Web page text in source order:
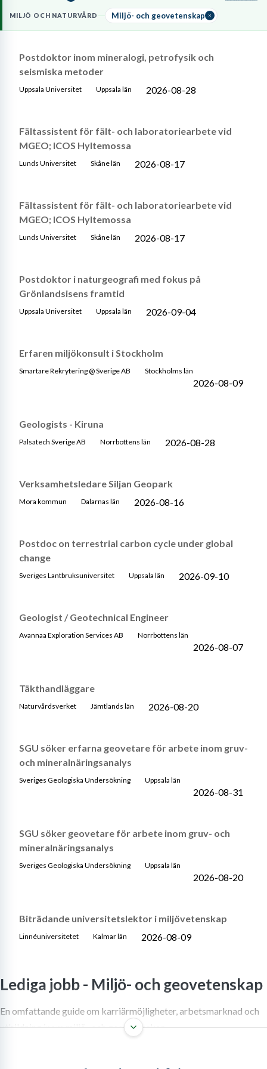
miljölagstiftningi praktiska projekt.
MILJÖ OCH NATURVÅRD Miljö- och geovetenskap
Postdoktor inom mineralogi, petrofysik och
seismiska metoder
Uppsala Universitet Uppsala län 2026-08-28
Fältassistent för fält- och laboratoriearbete vid
MGEO; ICOS Hyltemossa
Lunds Universitet Skåne län 2026-08-17
Fältassistent för fält- och laboratoriearbete vid
MGEO; ICOS Hyltemossa
Lunds Universitet Skåne län 2026-08-17
Postdoktor i naturgeografi med fokus på
Grönlandsisens framtid
Uppsala Universitet Uppsala län 2026-09-04
Erfaren miljökonsult i Stockholm
Smartare Rekrytering @ Sverige AB Stockholms län
2026-08-09
Geologists - Kiruna
Palsatech Sverige AB Norrbottens län 2026-08-28
Verksamhetsledare Siljan Geopark
Mora kommun Dalarnas län 2026-08-16
Postdoc on terrestrial carbon cycle under global
change
Sveriges Lantbruksuniversitet Uppsala län 2026-09-10
Geologist / Geotechnical Engineer
Avannaa Exploration Services AB Norrbottens län
2026-08-07
Täkthandläggare
Naturvårdsverket Jämtlands län 2026-08-20
SGU söker erfarna geovetare för arbete inom gruv-
och mineralnäringsanalys
Sveriges Geologiska Undersökning Uppsala län
2026-08-31
SGU söker geovetare för arbete inom gruv- och
mineralnäringsanalys
Sveriges Geologiska Undersökning Uppsala län
2026-08-20
Biträdande universitetslektor i miljövetenskap
Linnéuniversitetet Kalmar län 2026-08-09
Lediga jobb - Miljö- och geovetenskap
En omfattande guide om karriärmöjligheter, arbetsmarknad och
utbildning inom miljö- och geovetenskap.